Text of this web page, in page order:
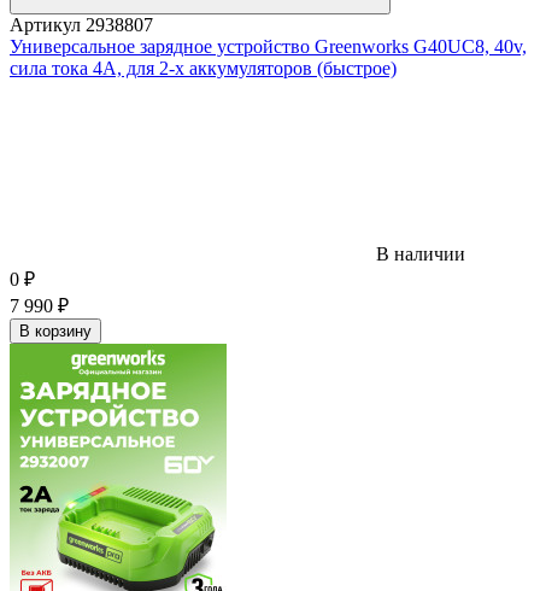
Артикул 2938807
Универсальное зарядное устройство Greenworks G40UC8, 40v,
сила тока 4А, для 2-х аккумуляторов (быстрое)
В наличии
0 ₽
7 990 ₽
В корзину